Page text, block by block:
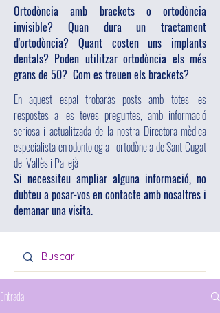
Ortodòncia amb brackets o ortodòncia
invisible? Quan dura un tractament
d'ortodòncia? Quant costen uns implants
dentals? Poden utilitzar ortodòncia els més
grans de 50? Com es treuen els brackets?
En aquest espai trobaràs posts amb totes les
respostes a les teves preguntes, amb informació
seriosa i actualitzada de la nostra Directora mèdica
especialista en odontologia i ortodòncia de Sant Cugat
del Vallès i Pallejà
Si necessiteu ampliar alguna informació, no
dubteu a posar-vos en contacte amb nosaltres i
demanar una visita.
Entrada